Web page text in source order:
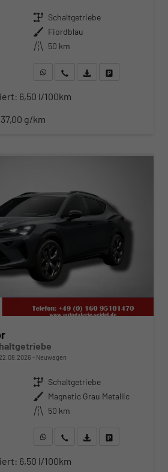
Getriebe Schaltgetriebe
Außenfarbe Fiordblau
Kilometerstand 50 km
WhatsApp anfragen
Wir rufen Sie anFahrzeugexposé (PDF)
6,50 l/100km
g/km
22.08.2026 Neuwagen
Getriebe Schaltgetriebe
Außenfarbe Magnetic Grau Metallic
Kilometerstand 50 km
WhatsApp anfragen
Wir rufen Sie anFahrzeugexposé (PDF)
6,50 l/100km